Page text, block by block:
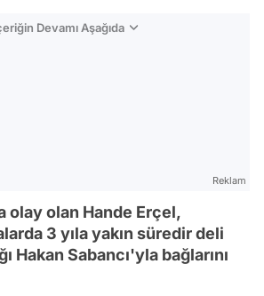
Devamı Aşağıda
Reklam
olay olan Hande Erçel,
3 yıla yakın süredir deli
Hakan Sabancı'yla bağlarını